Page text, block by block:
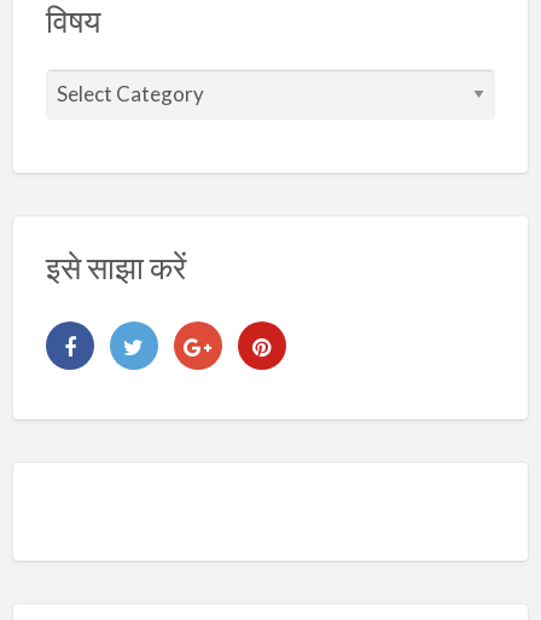
विषय
इसे साझा करें